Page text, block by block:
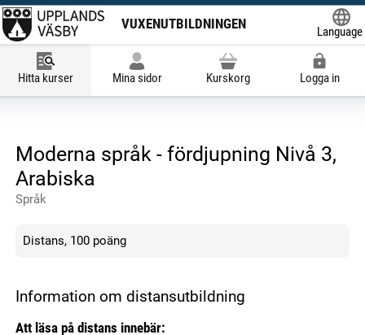
VUXENUTBILDNINGEN
Language
Hitta kurser Mina sidor Kurskorg Logga in
Moderna språk - fördjupning Nivå 3,
Arabiska
Språk
Distans, 100 poäng
Information om distansutbildning
Att läsa på distans innebär: